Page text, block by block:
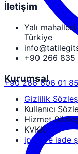
+90 266 606 01 85
İletişim
Yalı
Türkiye
+90 266 835
Kurumsal
Gizlilik
Kullanıcı
Hizmet
KVKK
iptal ve iade